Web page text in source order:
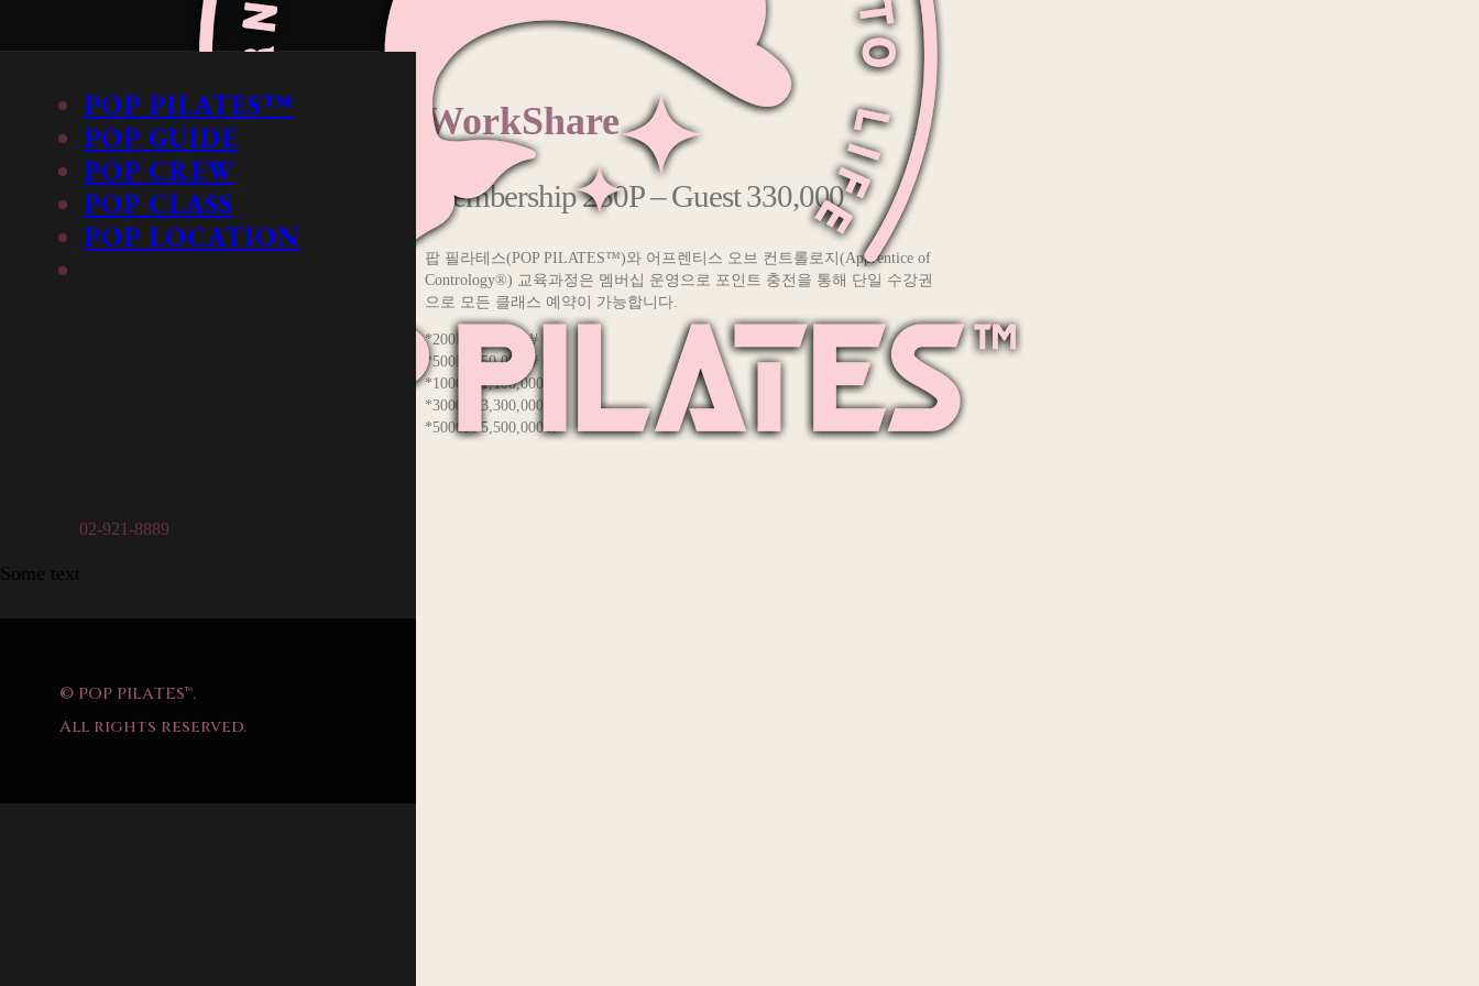
POP PILATES™
POP GUIDE
POP CREW
POP CLASS
POP LOCATION
02-921-8889
Some text
© POP PILATES™.
All rights reserved.
WorkShare
Membership 250P – Guest 330,000
팝 필라테스(POP PILATES™)와 어프렌티스 오브 컨트롤로지(Apprentice of
Contrology®) 교육과정은 멤버십 운영으로 포인트 충전을 통해 단일 수강권
으로 모든 클래스 예약이 가능합니다.
*200P: 220,000￦
*500P: 550,000￦
*1000P: 1,100,000￦
*3000P: 3,300,000￦
*5000P: 5,500,000￦